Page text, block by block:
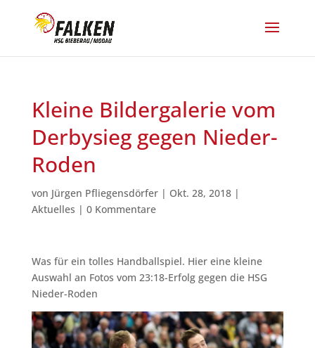
Kleine Bildergalerie vom
Derbysieg gegen Nieder-
Roden
von Jürgen Pfliegensdörfer| Okt. 28, 2018|
Aktuelles | 0 Kommentare
Was für ein tolles Handballspiel. Hier eine kleine
Auswahl an Fotos vom 23:18-Erfolg gegen die HSG
Nieder-Roden